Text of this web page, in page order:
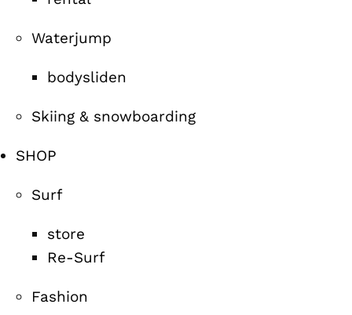
Waterjump
bodysliden
Skiing & snowboarding
SHOP
Surf
store
Re-Surf
Fashion